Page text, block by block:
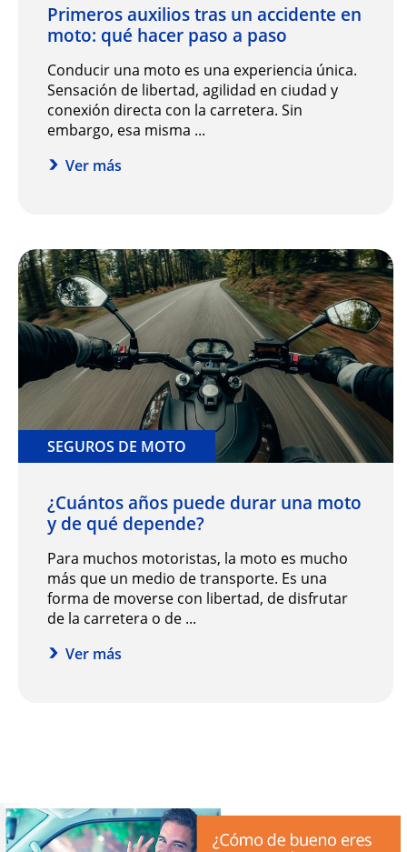
Primeros auxilios tras un accidente en
moto: qué hacer paso a paso
Conducir una moto es una experiencia única.
Sensación de libertad, agilidad en ciudad y
conexión directa con la carretera. Sin
embargo, esa misma ...
Ver más
SEGUROS DE MOTO
¿Cuántos años puede durar una moto
y de qué depende?
Para muchos motoristas, la moto es mucho
más que un medio de transporte. Es una
forma de moverse con libertad, de disfrutar
de la carretera o de ...
Ver más